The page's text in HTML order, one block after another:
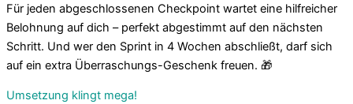
Für jeden abgeschlossenen Checkpoint wartet eine hilfreicher
Belohnung auf dich – perfekt abgestimmt auf den nächsten
Schritt. Und wer den Sprint in 4 Wochen abschließt, darf sich
auf ein extra Überraschungs-Geschenk freuen. 🎁
Umsetzung klingt mega!